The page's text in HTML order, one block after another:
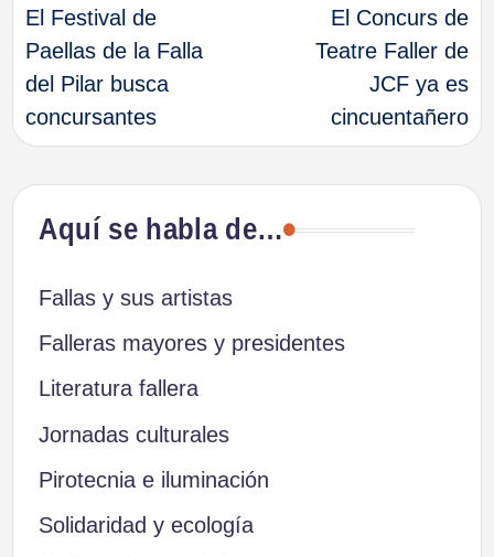
de
entradas
El Festival de
Paellas de la Falla
del Pilar busca
concursantes
El Concurs de
Teatre Faller de
JCF ya es
cincuentañero
Aquí se habla de…
Fallas y sus artistas
Falleras mayores y presidentes
Literatura fallera
Jornadas culturales
Pirotecnia e iluminación
Solidaridad y ecología